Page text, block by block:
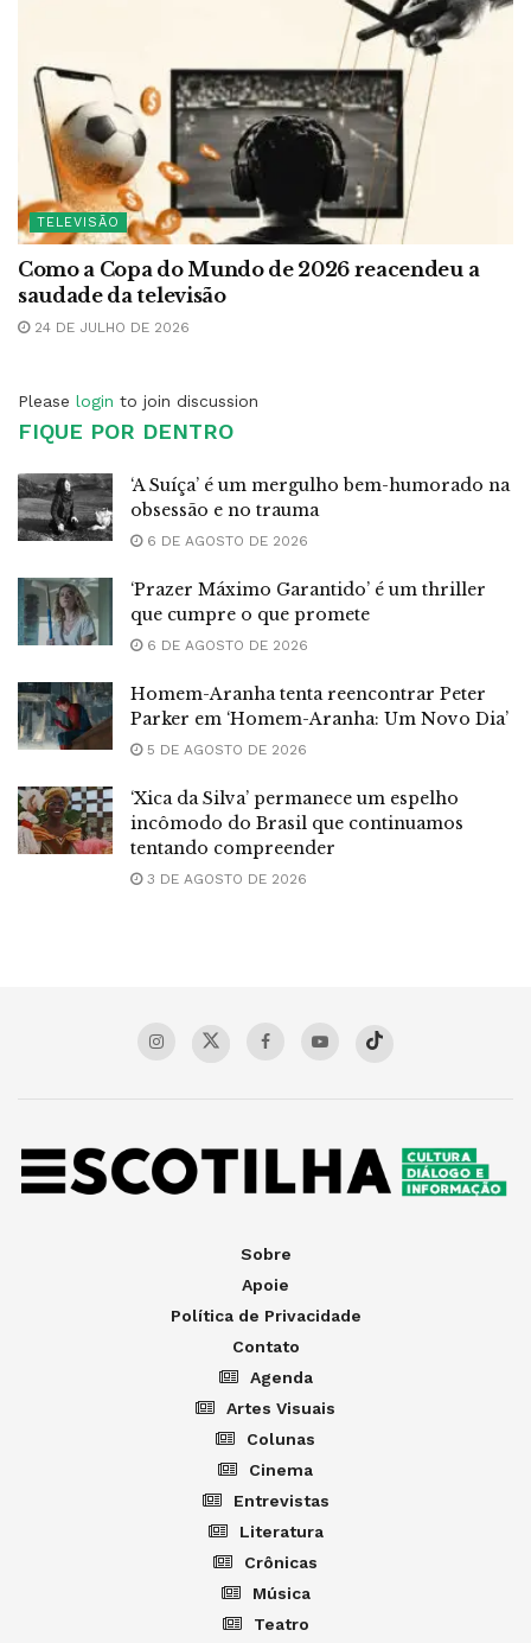
TELEVISÃO
Como a Copa do Mundo de 2026 reacendeu a
saudade da televisão
24 DE JULHO DE 2026
Please login to join discussion
FIQUE POR DENTRO
‘A Suíça’ é um mergulho bem-humorado na
obsessão e no trauma
6 DE AGOSTO DE 2026
‘Prazer Máximo Garantido’ é um thriller
que cumpre o que promete
6 DE AGOSTO DE 2026
Homem-Aranha tenta reencontrar Peter
Parker em ‘Homem-Aranha: Um Novo Dia’
5 DE AGOSTO DE 2026
‘Xica da Silva’ permanece um espelho
incômodo do Brasil que continuamos
tentando compreender
3 DE AGOSTO DE 2026
Sobre
Apoie
Política de Privacidade
Contato
Agenda
Artes Visuais
Colunas
Cinema
Entrevistas
Literatura
Crônicas
Música
Teatro